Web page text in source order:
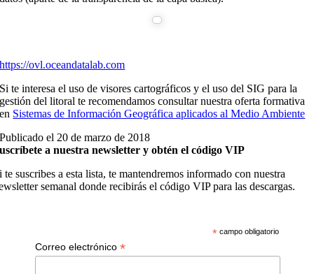
https://ovl.oceandatalab.com
Si te interesa el uso de visores cartográficos y el uso del SIG para la
gestión del litoral te recomendamos consultar nuestra oferta formativa
en Sistemas de Información Geográfica aplicados al Medio Ambiente
Publicado el 20 de marzo de 2018
a nuestra newsletter y obtén el código VIP
te suscribes a esta lista, te mantendremos informado con nuestra
semanal donde recibirás el código VIP para las descargas.
*campo obligatorio
Correo electrónico *